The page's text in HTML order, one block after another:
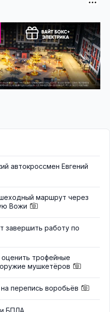
автокроссмен Евгений
маршрут через
Вожи
завершить работу по
трофейные
мушкетёров
перепись воробьёв